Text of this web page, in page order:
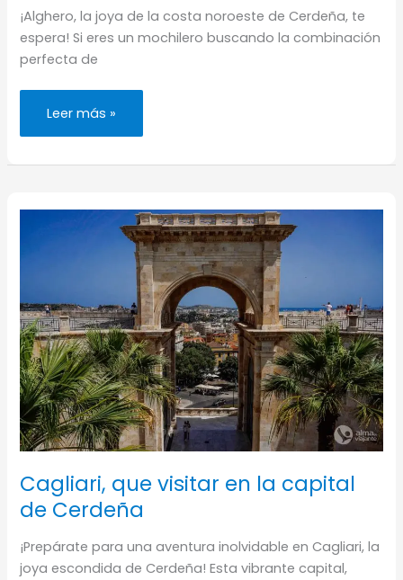
¡Alghero, la joya de la costa noroeste de Cerdeña, te
espera! Si eres un mochilero buscando la combinación
perfecta de
Dónde
en
(los
hoteles)
Leer más »
Cagliari, que visitar en la capital
de Cerdeña
¡Prepárate para una aventura inolvidable en Cagliari, la
joya escondida de Cerdeña! Esta vibrante capital,